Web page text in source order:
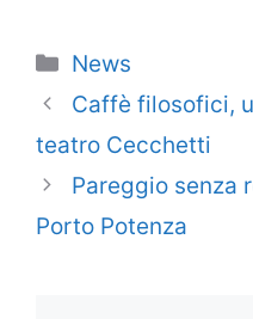
Categorie
News
Caffè filosofici,
teatro Cecchetti
Pareggio senza
Porto Potenza